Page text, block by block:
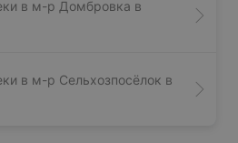
в м-р Домбровка в
в м-р Сельхозпосёлок в